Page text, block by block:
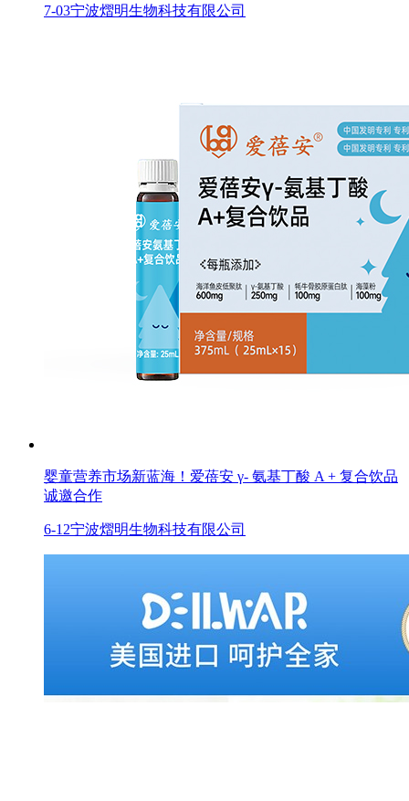
7-03宁波熠明生物科技有限公司
婴童营养市场新蓝海！爱蓓安 γ- 氨基丁酸 A + 复合饮品
诚邀合作
6-12宁波熠明生物科技有限公司